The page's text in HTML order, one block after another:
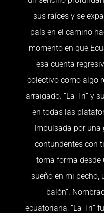
sus raíces y se
país en el camino
momento en que
esa cuenta
colectivo como algo
arraigado. “La Tri” y
en todas las
Impulsada por una
contundentes con
toma forma desde
sueño en mi pecho,
balón”.
ecuatoriana, “La Tri”